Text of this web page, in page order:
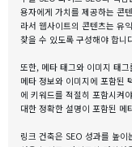
용자에게 가치를 제공하는 콘
라서 웹사이트의 콘텐츠는 유
찾을 수 있도록 구성해야 합니
또한, 메타 태그와 이미지 태
메타 정보와 이미지에 포함된
에 키워드를 적절히 포함시켜
대한 정확한 설명이 포함된 메
링크 건축은 SEO 성과를 높